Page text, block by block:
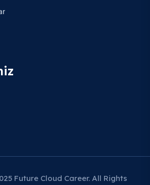
Future Cloud Career. All Rights